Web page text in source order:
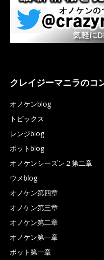
クレイジーマニラのコ
オノケンblog
トピックス
レンジblog
ポットblog
オノケンシーズン２第二章
ウメblog
オノケン第四章
オノケン第三章
オノケン第二章
オノケン第一章
ポット第一章